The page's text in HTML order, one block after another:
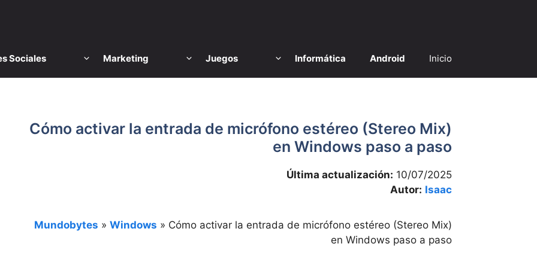
Inicio
Android
Informática
Juegos
Marketing
Sociales
Cómo activar la entrada de micrófono estéreo (Stereo Mix)
en Windows paso a paso
Última actualización: 10/07/2025
Autor: Isaac
Mundobytes » Windows » Cómo activar la entrada de micrófono estéreo (Stereo Mix)
en Windows paso a paso